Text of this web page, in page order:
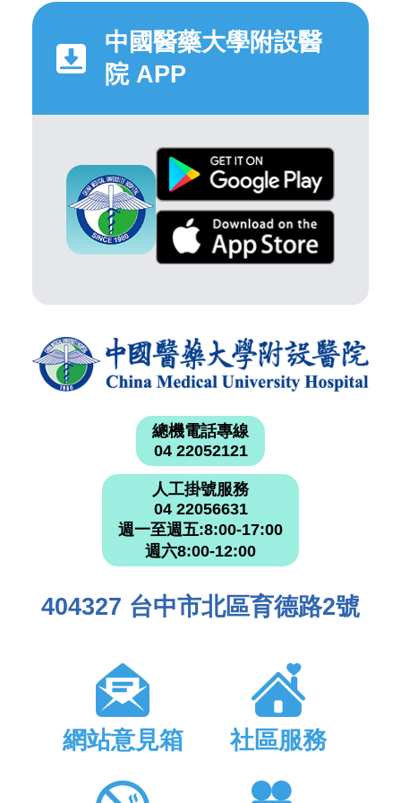
中國醫藥大學附設醫
院 APP
總機電話專線
04 22052121
人工掛號服務
04 22056631
週一至週五:8:00-17:00
週六8:00-12:00
404327 台中市北區育德路2號
網站意見箱 社區服務